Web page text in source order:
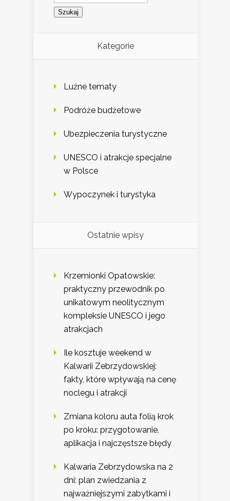
Kategorie
Luźne tematy
Podróże budżetowe
Ubezpieczenia turystyczne
UNESCO i atrakcje specjalne
w Polsce
Wypoczynek i turystyka
Ostatnie wpisy
Krzemionki Opatowskie:
praktyczny przewodnik po
unikatowym neolitycznym
kompleksie UNESCO i jego
atrakcjach
Ile kosztuje weekend w
Kalwarii Zebrzydowskiej:
fakty, które wpływają na cenę
noclegu i atrakcji
Zmiana koloru auta folią krok
po kroku: przygotowanie,
aplikacja i najczęstsze błędy
Kalwaria Zebrzydowska na 2
dni: plan zwiedzania z
najważniejszymi zabytkami i